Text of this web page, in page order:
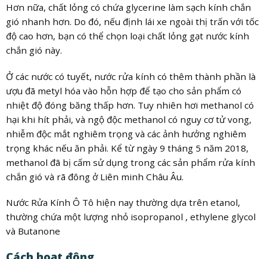
Hơn nữa, chất lỏng có chứa glycerine làm sạch kính chắn
gió nhanh hơn. Do đó, nếu định lái xe ngoài thị trấn với tốc
độ cao hơn, bạn có thể chọn loại chất lỏng gạt nước kính
chắn gió này.
Ở các nước có tuyết, nước rửa kính có thêm thành phần là
ượu đã metyl hóa vào hỗn hợp để tạo cho sản phẩm có
nhiệt độ đóng băng thấp hơn. Tuy nhiên hơi methanol có
hại khi hít phải, và ngộ độc methanol có nguy cơ tử vong,
nhiễm độc mắt nghiêm trọng và các ảnh hưởng nghiêm
trọng khác nếu ăn phải. Kể từ ngày 9 tháng 5 năm 2018,
methanol đã bị cấm sử dụng trong các sản phẩm rửa kính
chắn gió và rã đông ở Liên minh Châu Âu.
Nước Rửa Kính Ô Tô hiện nay thường dựa trên etanol,
thường chứa một lượng nhỏ isopropanol , ethylene glycol
và Butanone